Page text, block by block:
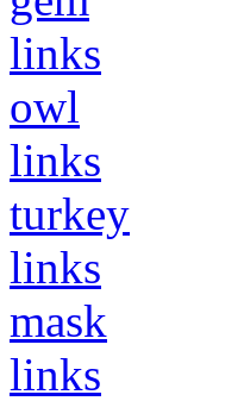
links
owl
links
turkey
links
mask
links